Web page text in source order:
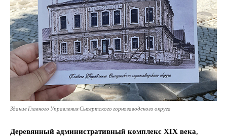
Здание Главного Управления Сысертского горнозаводского округа
Деревянный административный комплекс XIX века,